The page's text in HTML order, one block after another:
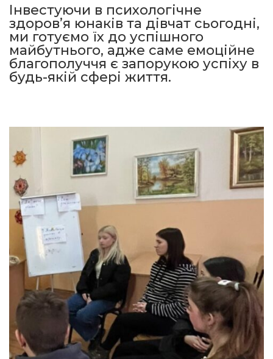
Інвестуючи в психологічне
здоров’я юнаків та дівчат сьогодні,
ми готуємо їх до успішного
майбутнього, адже саме емоційне
благополуччя є запорукою успіху в
будь-якій сфері життя.